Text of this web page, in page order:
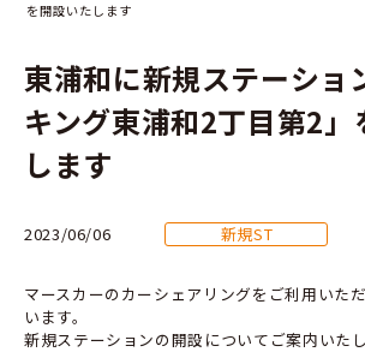
を開設いたします
東浦和に新規ステーショ
キング東浦和2丁目第2」
します
2023/06/06 新規ST
マースカーのカーシェアリングをご利用いた
います。
新規ステーションの開設についてご案内いたし